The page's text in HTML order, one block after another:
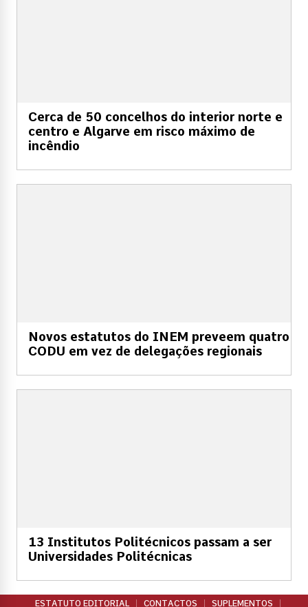
Cerca de 50 concelhos do interior norte e
centro e Algarve em risco máximo de
incêndio
Novos estatutos do INEM preveem quatro
CODU em vez de delegações regionais
13 Institutos Politécnicos passam a ser
Universidades Politécnicas
ESTATUTO EDITORIAL CONTACTOS SUPLEMENTOS